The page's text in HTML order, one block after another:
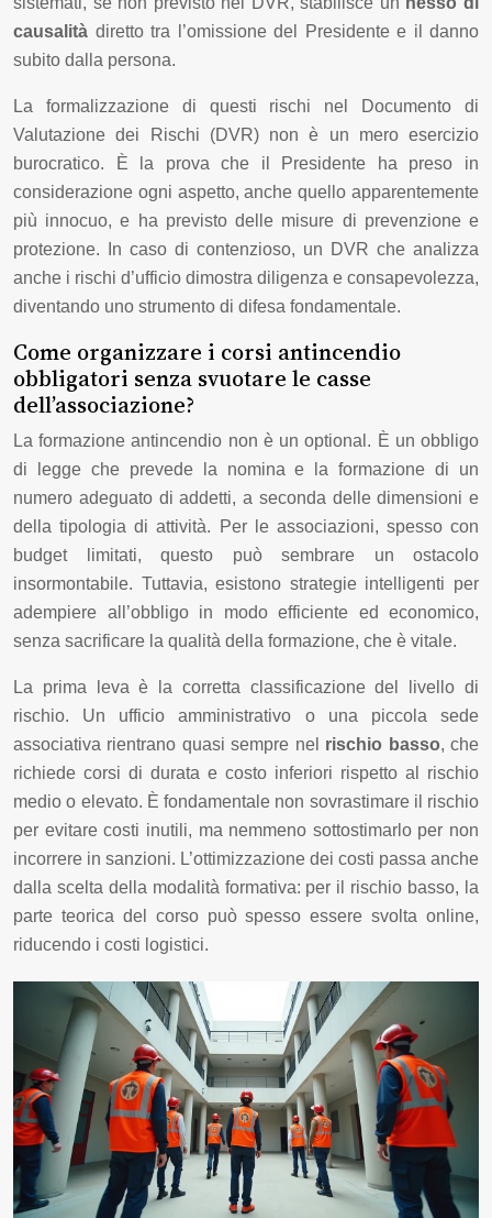
causalità diretto tra l’omissione del Presidente e il danno
subito dalla persona.
La formalizzazione di questi rischi nel Documento di
Valutazione dei Rischi (DVR) non è un mero esercizio
burocratico. È la prova che il Presidente ha preso in
considerazione ogni aspetto, anche quello apparentemente
più innocuo, e ha previsto delle misure di prevenzione e
protezione. In caso di contenzioso, un DVR che analizza
anche i rischi d’ufficio dimostra diligenza e consapevolezza,
diventando uno strumento di difesa fondamentale.
Come organizzare i corsi antincendio
obbligatori senza svuotare le casse
dell’associazione?
La formazione antincendio non è un optional. È un obbligo
di legge che prevede la nomina e la formazione di un
numero adeguato di addetti, a seconda delle dimensioni e
della tipologia di attività. Per le associazioni, spesso con
budget limitati, questo può sembrare un ostacolo
insormontabile. Tuttavia, esistono strategie intelligenti per
adempiere all’obbligo in modo efficiente ed economico,
senza sacrificare la qualità della formazione, che è vitale.
La prima leva è la corretta classificazione del livello di
rischio. Un ufficio amministrativo o una piccola sede
associativa rientrano quasi sempre nel rischio basso, che
richiede corsi di durata e costo inferiori rispetto al rischio
medio o elevato. È fondamentale non sovrastimare il rischio
per evitare costi inutili, ma nemmeno sottostimarlo per non
incorrere in sanzioni. L’ottimizzazione dei costi passa anche
dalla scelta della modalità formativa: per il rischio basso, la
parte teorica del corso può spesso essere svolta online,
riducendo i costi logistici.